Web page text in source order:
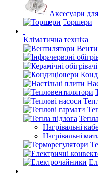
Аксесуари
Торшери
Кліматична техніка
Нагрівальні
Нагрівальні